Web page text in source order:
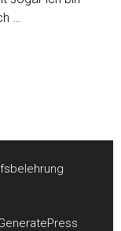
…